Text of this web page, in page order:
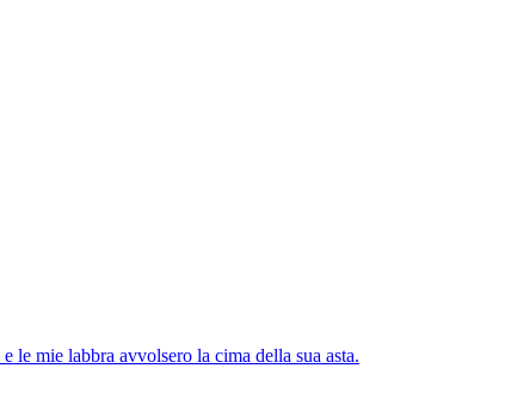
le mie labbra avvolsero la cima della sua asta.